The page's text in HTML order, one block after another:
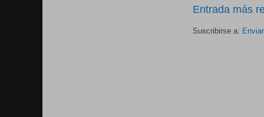
Entrada más
Suscribirse a: